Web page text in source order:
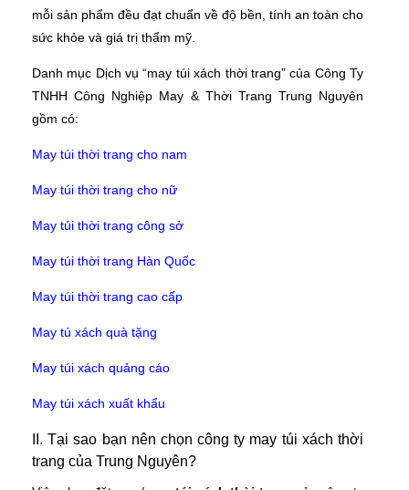
mỗi sản phẩm đều đạt chuẩn về độ bền, tính an toàn cho
sức khỏe và giá trị thẩm mỹ.
Danh mục Dịch vụ “may túi xách thời trang” của Công Ty
TNHH Công Nghiệp May & Thời Trang Trung Nguyên
gồm có:
May túi thời trang cho nam
May túi thời trang cho nữ
May túi thời trang công sở
May túi thời trang Hàn Quốc
May túi thời trang cao cấp
May tú xách quà tặng
May túi xách quảng cáo
May túi xách xuất khẩu
II. Tại sao bạn nên chọn công ty may túi xách thời
trang của Trung Nguyên?